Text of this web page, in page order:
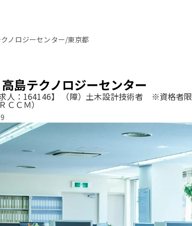
ノロジーセンター/東京都
島テクノロジーセンター
人：164146】 （障）土木設計技術者 ※資格者限
ＣＣＭ）